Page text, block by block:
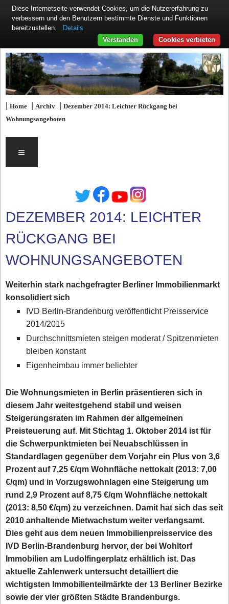
|Home |Archiv |Dezember 2014: Leichter Rückgang bei
Wohnungsangeboten
≡
DEZEMBER 2014: LEICHTER
RÜCKGANG BEI
WOHNUNGSANGEBOTEN
Weiterhin stark nachgefragter Berliner Immobilienmarkt
konsolidiert sich
IVD Berlin-Brandenburg veröffentlicht Preisservice
2014/2015
Durchschnittsmieten steigen moderat / Spitzenmieten
bleiben konstant
Eigenheimbau immer beliebter
Die Wohnungsmieten in Berlin präsentieren sich in
diesem Jahr weitestgehend stabil und weisen
Steigerungsraten im Rahmen der allgemeinen
Preisteuerung auf. Mit Stichtag 1. Oktober 2014 ist für
die Schwerpunktmieten bei Neuabschlüssen in
Standardlagen gegenüber dem Vorjahr ein Plus von 3,6
Prozent auf 7,25 €/qm Wohnfläche nettokalt (2013: 7,00
€/qm) und in Vorzugswohnlagen eine Steigerung um
rund 2,9 Prozent auf 8,75 €/qm Wohnfläche nettokalt
(2013: 8,50 €/qm) zu verzeichnen. Damit hat sich das seit
2010 anhaltende Mietwachstum weiter verlangsamt.
Dies geht aus dem neuen Immobilienpreisservice des
IVD Berlin-Brandenburg hervor, der bei Wohltorf
Immobilien am Ludolfingerplatz erhältlich ist. Das
aktuelle Zahlenwerk untersucht detailliert die
wichtigsten Immobilienteilmärkte der 13 Berliner Bezirke
sowie der vier größten Städte Brandenburgs.
Diese Internetseite verwendet Cookies, um die Nutzererfahrung zu
verbessern und den Benutzern bestimmte Dienste und Funktionen
bereitzustellen.
Details
Cookies verbieten
Verstanden